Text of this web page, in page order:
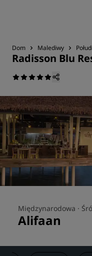
Dom Malediwy
Radisson Blu
Międzynarodowa ·
Alifaan